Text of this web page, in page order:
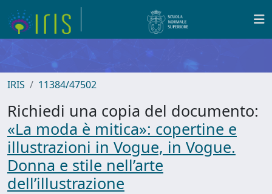
IRIS 11384/47502
Richiedi una copia del documento:
«La moda è mitica»: copertine e
illustrazioni in Vogue, in Vogue.
Donna e stile nell’arte
dell’illustrazione